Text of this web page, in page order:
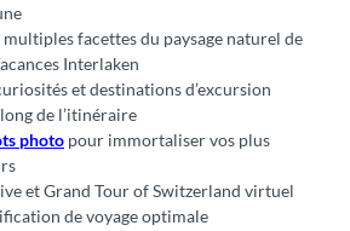
facettes du paysage naturel de
Interlaken
et destinations d’excursion
de l’itinéraire
photo pour immortaliser vos plus
et Grand Tour of Switzerland virtuel
de voyage optimale